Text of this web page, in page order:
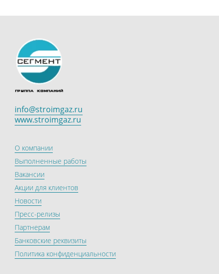
info@stroimgaz.ru
www.stroimgaz.ru
О компании
Выполненные работы
Вакансии
Акции для клиентов
Новости
Пресс-релизы
Партнерам
Банковские реквизиты
Политика конфиденциальности